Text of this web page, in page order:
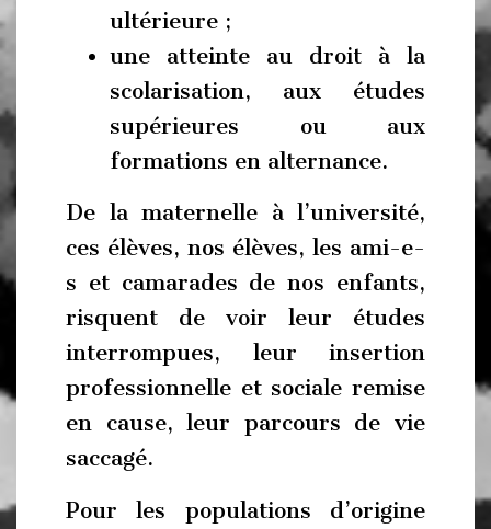
ultérieure ;
une atteinte au droit à la
scolarisation, aux études
supérieures ou aux
formations en alternance.
De la maternelle à l’université,
ces élèves, nos élèves, les ami-e-
s et camarades de nos enfants,
risquent de voir leur études
interrompues, leur insertion
professionnelle et sociale remise
en cause, leur parcours de vie
saccagé.
Pour les populations d’origine